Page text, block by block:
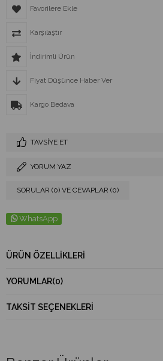
Favorilere Ekle
Karşılaştır
İndirimli Ürün
Fiyat Düşünce Haber Ver
Kargo Bedava
TAVSIYE ET
YORUM YAZ
SORULAR (0) VE CEVAPLAR (0)
WhatsApp
ÜRÜN ÖZELLIKLERI
YORUMLAR(0)
TAKSIT SEÇENEKLERI